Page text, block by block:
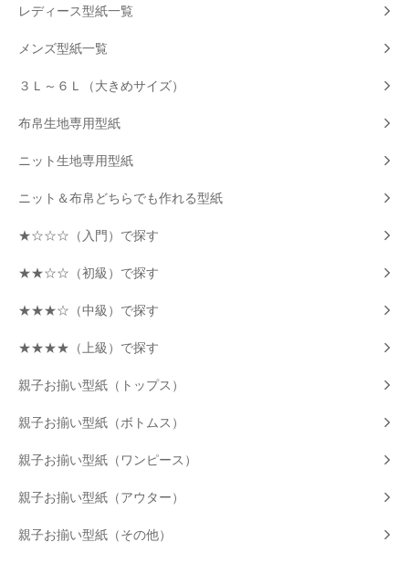
レディース型紙一覧
メンズ型紙一覧
３Ｌ～６Ｌ（大きめサイズ）
布帛生地専用型紙
ニット生地専用型紙
ニット＆布帛どちらでも作れる型紙
★☆☆☆（入門）で探す
★★☆☆（初級）で探す
★★★☆（中級）で探す
★★★★（上級）で探す
親子お揃い型紙（トップス）
親子お揃い型紙（ボトムス）
親子お揃い型紙（ワンピース）
親子お揃い型紙（アウター）
親子お揃い型紙（その他）